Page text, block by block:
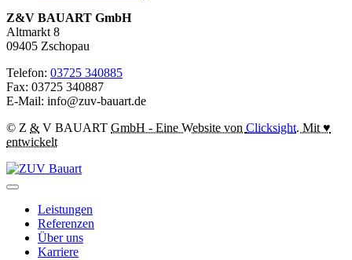
Z&V BAUART GmbH
Altmarkt 8
09405 Zschopau
Telefon: 03725 340885
Fax: 03725 340887
E-Mail: info@zuv-bauart.de
© Z & V BAUART GmbH - Eine Website von Clicksight. Mit ♥
entwickelt
Leistungen
Referenzen
Über uns
Karriere